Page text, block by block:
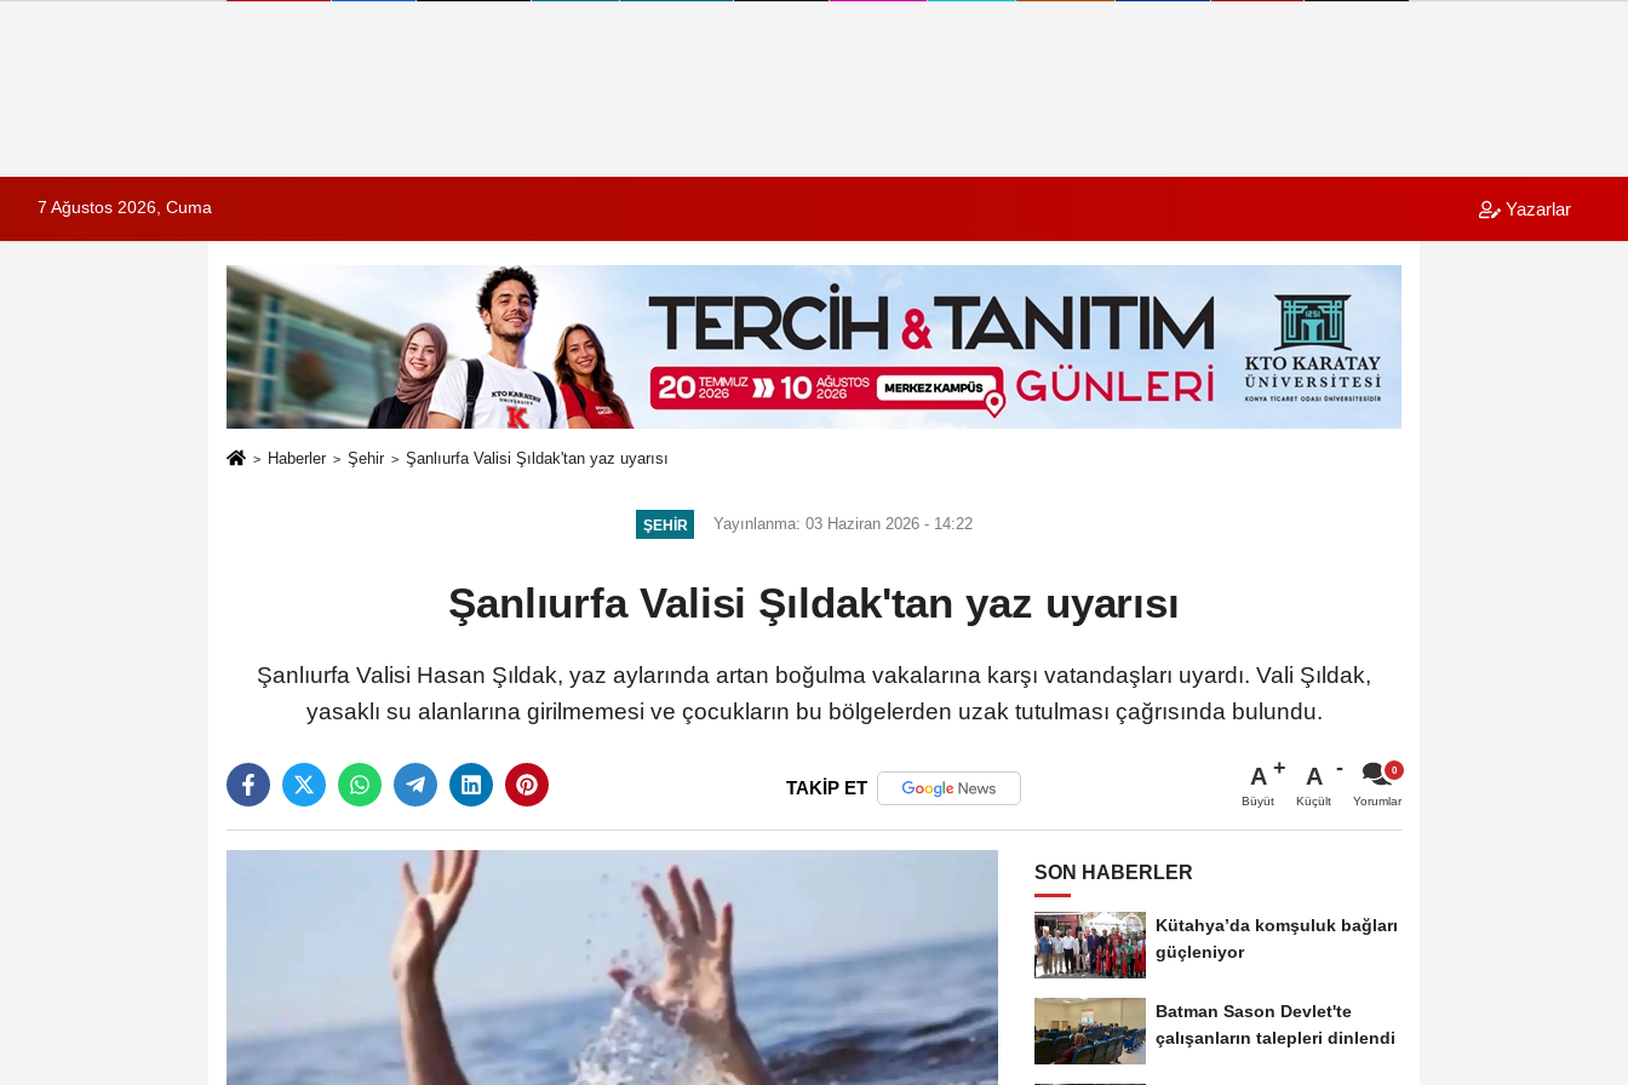
7 Ağustos 2026, Cuma Yazarlar
Haberler Şehir Şanlıurfa Valisi Şıldak'tan yaz uyarısı
ŞEHIR Yayınlanma: 03 Haziran 2026 - 14:22
Şanlıurfa Valisi Şıldak'tan yaz uyarısı
Şanlıurfa Valisi Hasan Şıldak, yaz aylarında artan boğulma vakalarına karşı vatandaşları uyardı. Vali Şıldak,
yasaklı su alanlarına girilmemesi ve çocukların bu bölgelerden uzak tutulması çağrısında bulundu.
TAKİP ET A
Büyüt
A
Küçült Yorumlar
SON HABERLER
Kütahya’da komşuluk bağları
güçleniyor
Batman Sason Devlet'te
çalışanların talepleri dinlendi